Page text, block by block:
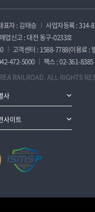
표자 : 김태승
사업자등록 : 314-
업신고 : 대전 동구-0233호
고객센터 : 1588-7788(이용료 :
472-5000
팩스 : 02-361-8385
RAILROAD. ALL RIGHTS
사
사이트